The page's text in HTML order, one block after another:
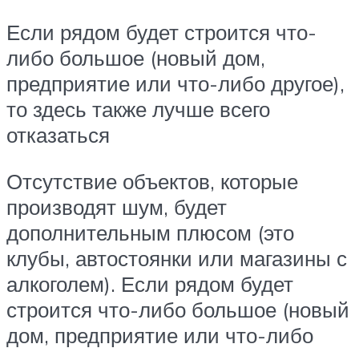
Если рядом будет строится что-
либо большое (новый дом,
предприятие или что-либо другое),
то здесь также лучше всего
отказаться
Отсутствие объектов, которые
производят шум, будет
дополнительным плюсом (это
клубы, автостоянки или магазины с
алкоголем). Если рядом будет
строится что-либо большое (новый
дом, предприятие или что-либо